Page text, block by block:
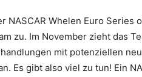
NASCAR Whelen Euro
zu. Im November zieht das
mit potenziellen
Es gibt also viel zu tun! Ein